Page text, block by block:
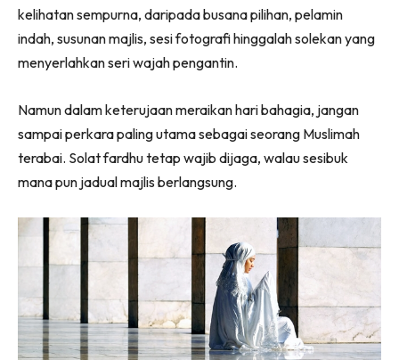
kelihatan sempurna, daripada busana pilihan, pelamin
indah, susunan majlis, sesi fotografi hinggalah solekan yang
menyerlahkan seri wajah pengantin.
Namun dalam keterujaan meraikan hari bahagia, jangan
sampai perkara paling utama sebagai seorang Muslimah
terabai. Solat fardhu tetap wajib dijaga, walau sesibuk
mana pun jadual majlis berlangsung.